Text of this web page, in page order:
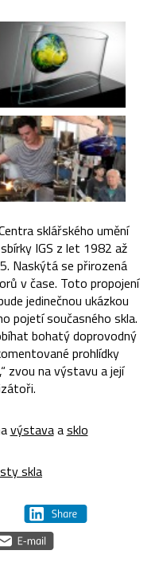
sklářského umění
IGS z let 1982 až
Naskýtá se přirozená
v čase. Toto propojení
jedinečnou ukázkou
pojetí současného skla.
bohatý doprovodný
prohlídky
zvou na výstavu a její
výstavaasklo
skla